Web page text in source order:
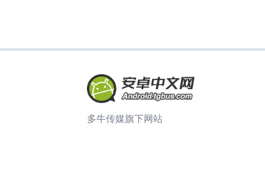
多牛传媒旗下网站